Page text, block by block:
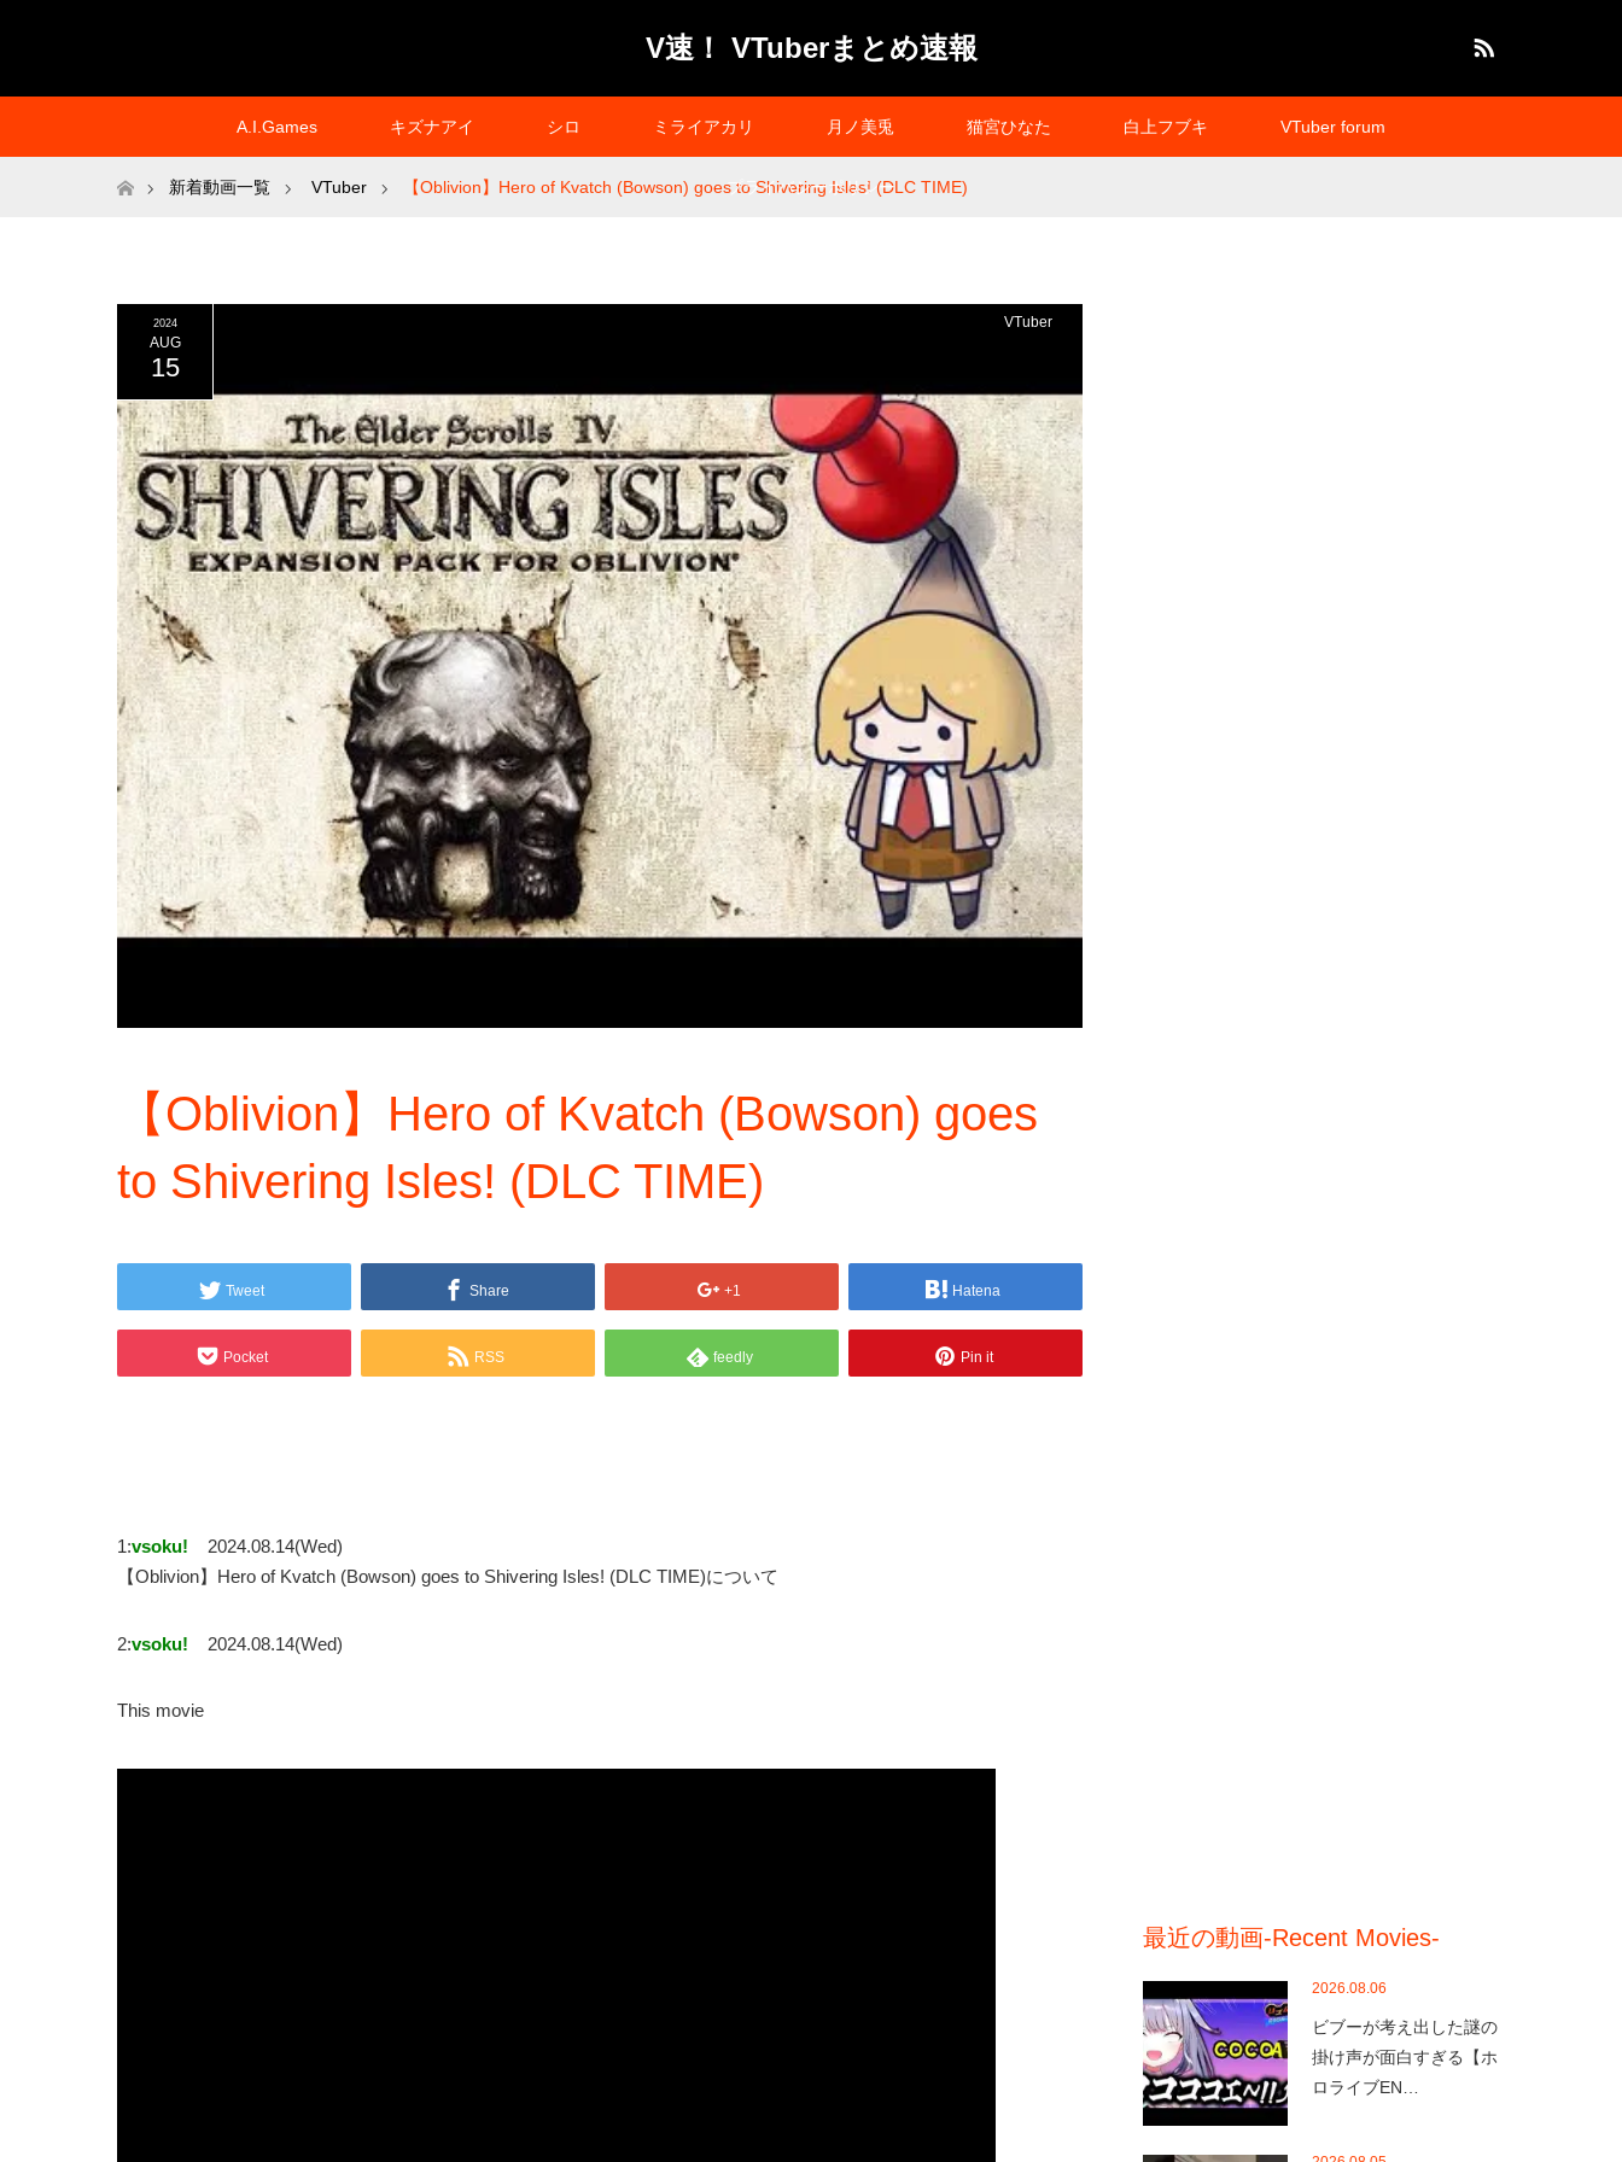
V速！ VTuberまとめ速報
A.I.Games キズナアイ シロ ミライアカリ 月ノ美兎 猫宮ひなた 白上フブキ VTuber forum
プライバシーポリシー
ホーム新着動画一覧 VTuber 【Oblivion】Hero of Kvatch (Bowson) goes to Shivering Isles! (DLC TIME)
2024
AUG
15
VTuber
【Oblivion】Hero of Kvatch (Bowson) goes
to Shivering Isles! (DLC TIME)
Tweet Share +1 Hatena
Pocket RSS feedly Pin it
1:vsoku!
2024.08.14(Wed)
【Oblivion】Hero of Kvatch (Bowson) goes to Shivering Isles! (DLC TIME)について
2:vsoku! 2024.08.14(Wed)
This movie
最近の動画-Recent Movies-
2026.08.06
ビブーが考え出した謎の
掛け声が面白すぎる【ホ
ロライブEN…